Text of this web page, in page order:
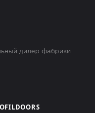
дилер фабрики